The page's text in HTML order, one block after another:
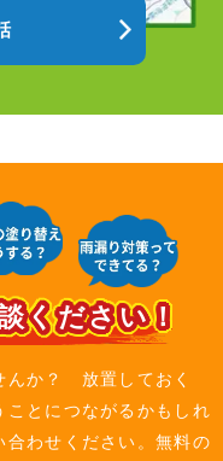
ください！
んか？ 放置しておく
ことにつながるかもしれ
合わせください。無料の